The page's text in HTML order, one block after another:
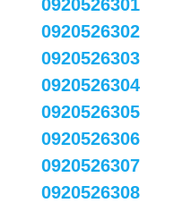
0920526301
0920526302
0920526303
0920526304
0920526305
0920526306
0920526307
0920526308